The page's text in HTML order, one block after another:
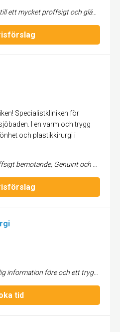
Kände mig så välkommen och lugn så fort jag steg på. Måste tillägga att mötas med ett glatt leende gör stor skillnad om man är nervös , blev genast lugn på en gång. Tänk att så lite kan göra så mycket , en mycket bra start innan behandlingen . Själva behandlingen gick superbra och kunde inte ha blivit bättre, är supernöjd. Tusen tack. Kan varmt rekommendera.
Specialistkliniken för
I en varm och trygg
och plastikkirurgi i
imponerad över kirurgen Marie Jägers skicklighet och resultat av min bröstoperation Byte av implantat från 230 till 520 + lyft. 100% nöjd och rekommenderar henne till alla!!
och ett tryggt och professionellt bemötande före och efter operation
tid